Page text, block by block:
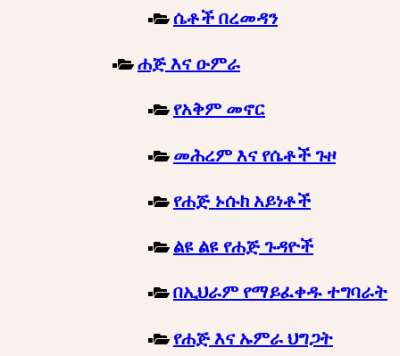
ሴቶች በረመዳን
ሐጅ እና ዑምራ
የአቅም መኖር
መሕረም እና የሴቶች ጉዞ
የሐጅ ኑሱክ አይነቶች
ልዩ ልዩ የሐጅ ጉዳዮች
በኢህራም የማይፈቀዱ ተግባራት
የሐጅ እና ኡምራ ህግጋት